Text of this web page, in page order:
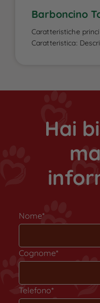
Barboncino
Caratteristiche
Caratteristica:
ricca di proteine […]
Hai
Nome*
Cognome*
Telefono*